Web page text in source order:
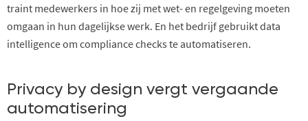
traint medewerkers in hoe zij met wet- en regelgeving moeten
omgaan in hun dagelijkse werk. En het bedrijf gebruikt data
intelligence om compliance checks te automatiseren.
Privacy by design vergt vergaande
automatisering